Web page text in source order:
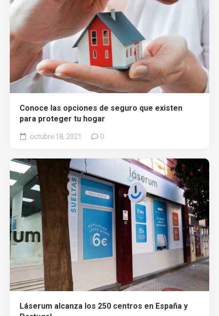
Conoce las opciones de seguro que existen
para proteger tu hogar
octubre 18, 2021 0
Láserum alcanza los 250 centros en España y